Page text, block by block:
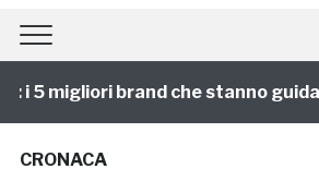
5 migliori brand che stanno
CRONACA